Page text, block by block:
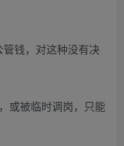
钱，对这种没有决
或被临时调岗，只能